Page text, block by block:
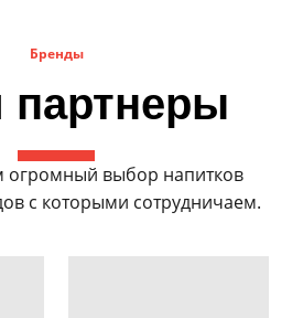
Бренды
огромный выбор напитков
с которыми сотрудничаем.